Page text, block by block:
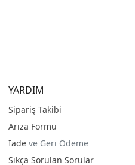
YARDIM
Sipariş Takibi
Arıza Formu
İade ve Geri Ödeme
Sıkça Sorulan Sorular